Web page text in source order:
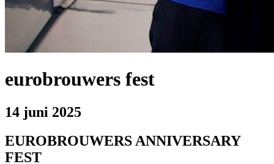
eurobrouwers fest
14 juni 2025
EUROBROUWERS ANNIVERSARY
FEST